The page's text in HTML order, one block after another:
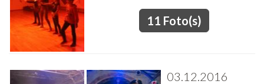
11 Foto(s)
03.12.2016